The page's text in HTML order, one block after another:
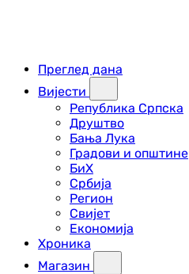
Преглед дана
Вијести
Република Српска
Друштво
Бања Лука
Градови и општине
БиХ
Србија
Регион
Свијет
Економија
Хроника
Магазин